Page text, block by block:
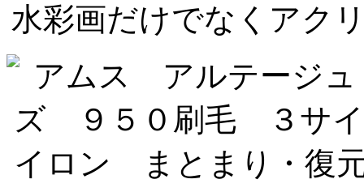
水彩画だけでなくアク